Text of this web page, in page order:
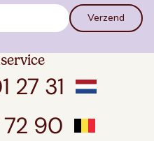
Verzend
27 31
90